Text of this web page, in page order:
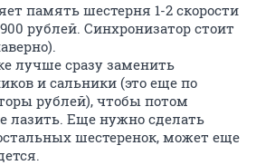
память шестерня 1-2 скорости
рублей. Синхронизатор стоит
лучше сразу заменить
и сальники (это еще по
рублей), чтобы потом
лазить. Еще нужно сделать
шестеренок, может еще